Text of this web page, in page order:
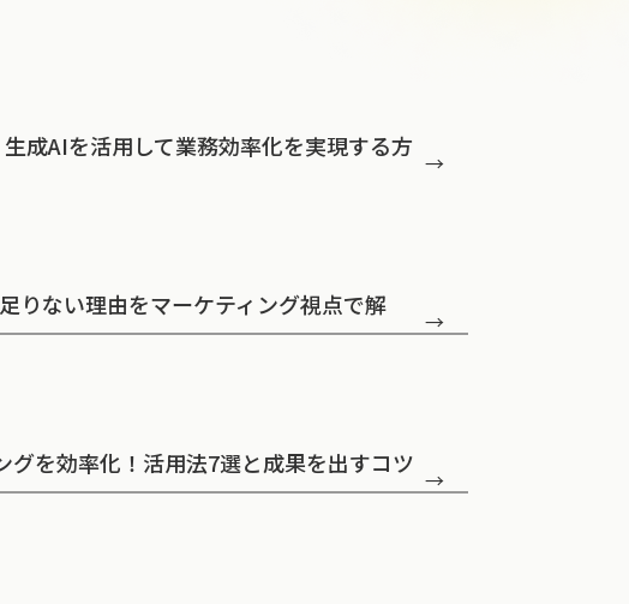
成AIを活用して業務効率化を実現する方
→
りない理由をマーケティング視点で解
→
グを効率化！活用法7選と成果を出すコツ
→